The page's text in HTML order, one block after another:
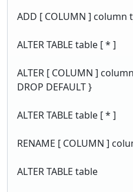
ADD [ COLUMN ] column
ALTER TABLE table [ * ]
ALTER [ COLUMN ]
DROP DEFAULT }
ALTER TABLE table [ * ]
RENAME [ COLUMN ]
ALTER TABLE table